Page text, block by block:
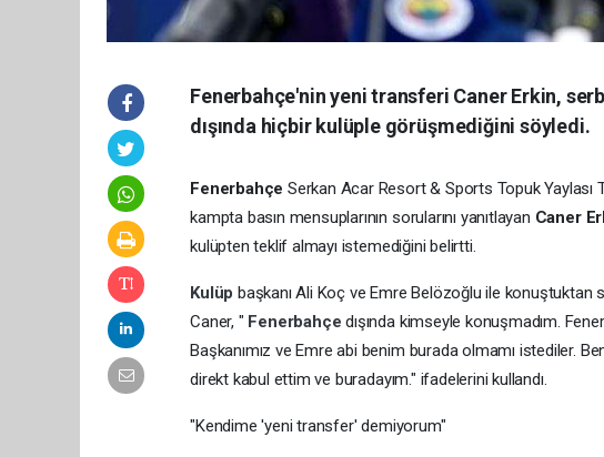
Fenerbahçe'nin yeni transferi Caner Erkin,
dışında hiçbir kulüple görüşmediğini söyledi.
Fenerbahçe Serkan Acar Resort & Sports Topuk Yaylası
kampta basın mensuplarının sorularını yanıtlayan Caner
kulüpten teklif almayı istemediğini belirtti.
Kulüp başkanı Ali Koç ve Emre Belözoğlu ile konuştuktan
Caner, " Fenerbahçedışında kimseyle konuşmadım.
Başkanımız ve Emre abi benim burada olmamı istediler.
direkt kabul ettim ve buradayım." ifadelerini kullandı.
"Kendime 'yeni transfer' demiyorum"